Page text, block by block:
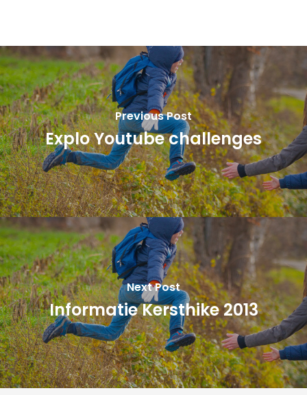
Previous Post
Explo Youtube challenges
Next Post
Informatie Kersthike 2013